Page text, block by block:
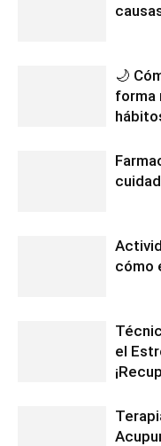
🌙
forma
cómo
el